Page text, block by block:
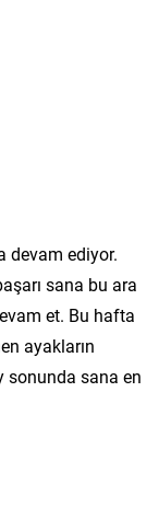
devam ediyor.
sana bu ara
et. Bu hafta
ayakların
sonunda sana en